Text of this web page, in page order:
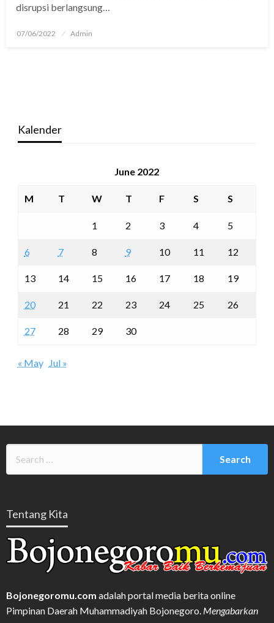
disrupsi berlangsung…
Posted
07/06/2022 Admin
Kalender
June 2022
M T W T F S S
1 2 3 4 5
6 7 8 9 10 11 12
13 14 15 16 17 18 19
20 21 22 23 24 25 26
27 28 29 30
« May Jul »
Tentang Kita
Bojonegoromu.com adalah portal media berita online
Pimpinan Daerah Muhammadiyah Bojonegoro. Mengabarkan